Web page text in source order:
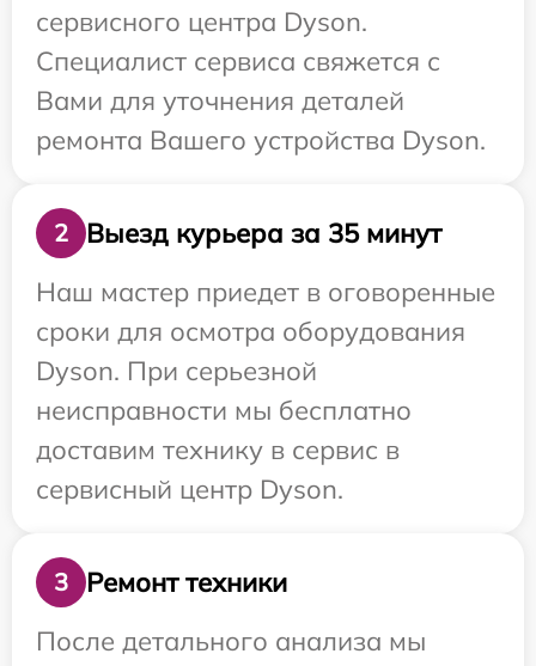
сервисного центра Dyson.
Специалист сервиса свяжется с
Вами для уточнения деталей
ремонта Вашего устройства Dyson.
2
Выезд курьера за 35 минут
Наш мастер приедет в оговоренные
сроки для осмотра оборудования
Dyson. При серьезной
неисправности мы бесплатно
доставим технику в сервис в
сервисный центр Dyson.
3
Ремонт техники
После детального анализа мы